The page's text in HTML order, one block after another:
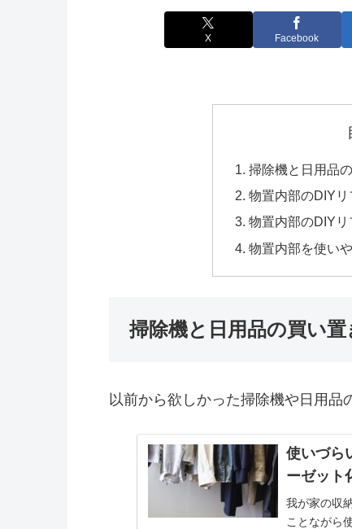
X Facebook
掃除機と日用品
物置内部のDIY
物置内部のDIYリ
物置内部を使い
掃除機と日用品の買い
以前から欲しかった掃除機や日用品
使いづ
ーゼット
我が家の収
ことながら